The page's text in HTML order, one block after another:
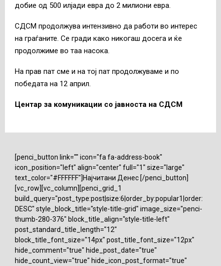
добие од 500 илјади евра до 2 милиони евра.
СДСМ продолжува интензивно да работи во интерес
на граѓаните. Се гради како никогаш досега и ќе
продолжиме во таа насока.
На прав пат сме и на тој пат продолжуваме и по
победата на 12 април.
Центар за комуникации со јавноста на СДСМ
[penci_button link="" icon="fa fa-address-book"
icon_position="left" align="center" full="1" size="large"
text_color="#FFFFFF"]Најчитани Денес [/penci_button]
[vc_row][vc_column][penci_grid_1
build_query="post_type:post|size:6|order_by:popular1|order:
DESC" style_block_title="style-title-grid" image_size="penci-
thumb-280-376" block_title_align="style-title-left"
post_standard_title_length="12"
block_title_font_size="14px" post_title_font_size="12px"
hide_comment="true" hide_post_date="true"
hide_count_view="true" hide_icon_post_format="true"